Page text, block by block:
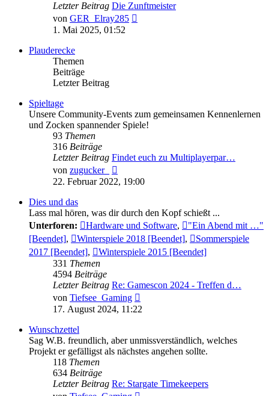
Letzter Beitrag Die Zunftmeister
von GER_Elray285
1. Mai 2025, 01:52
Plauderecke
Themen
Beiträge
Letzter Beitrag
Spieltage
Unsere Community-Events zum gemeinsamen Kennenlernen
und Zocken spannender Spiele!
93 Themen
316 Beiträge
Letzter Beitrag Findet euch zu Multiplayerpar…
von zugucker_
Beitrag
22. Februar 2022, 19:00
Dies und das
Lass mal hören, was dir durch den Kopf schießt ...
Unterforen:
Hardware und Software,
"Ein Abend mit …"
[Beendet], Winterspiele 2018 [Beendet],
Sommerspiele
2017 [Beendet],
Winterspiele 2015 [Beendet]
331 Themen
4594 Beiträge
Letzter Beitrag Re: Gamescon 2024 - Treffen d…
von Tiefsee_Gaming
Beitrag
17. August 2024, 11:22
Wunschzettel
Sag W.B. freundlich, aber unmissverständlich, welches
Projekt er gefälligst als nächstes angehen sollte.
118 Themen
634 Beiträge
Letzter Beitrag Re: Stargate Timekeepers